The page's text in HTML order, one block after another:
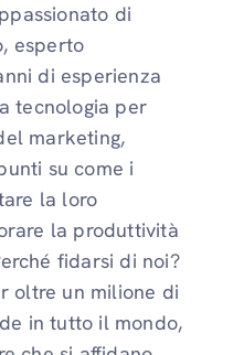
di
esperto
di esperienza
tecnologia per
marketing,
su come i
la loro
la produttività
fidarsi di noi?
oltre un milione di
in tutto il mondo,